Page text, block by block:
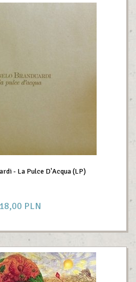
- La Pulce D'Acqua (LP)
18,00 PLN